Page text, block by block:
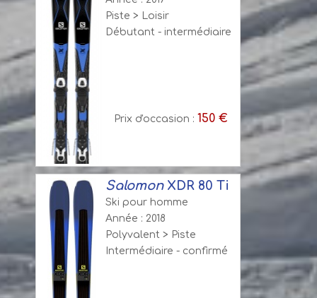
Piste > Loisir
Débutant - intermédiaire
Prix d'occasion : 150 €
SalomonXDR 80 Ti
Ski pour homme
Année : 2018
Polyvalent > Piste
Intermédiaire - confirmé